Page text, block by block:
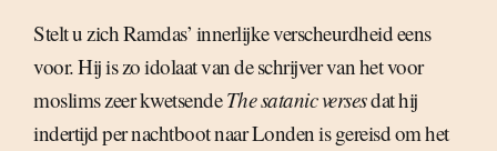
Stelt u zich Ramdas’ innerlijke verscheurdheid eens
voor. Hij is zo idolaat van de schrijver van het voor
moslims zeer kwetsendeThe satanic versesdat hij
indertijd per nachtboot naar Londen is gereisd om het